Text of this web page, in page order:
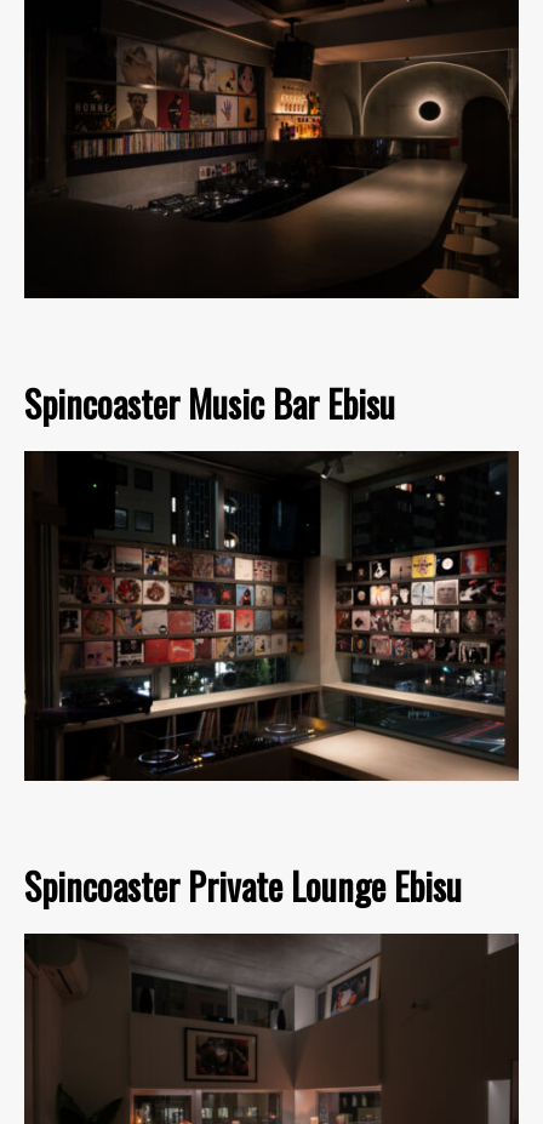
Spincoaster Music Bar Ebisu
Spincoaster Private Lounge Ebisu